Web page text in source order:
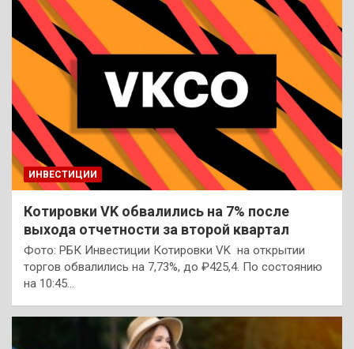
ИНВЕСТИЦИИ
Котировки VK обвалились на 7% после
выхода отчетности за второй квартал
Фото: РБК Инвестиции Котировки VK на открытии
торгов обвалились на 7,73%, до ₽425,4. По состоянию
на 10:45…